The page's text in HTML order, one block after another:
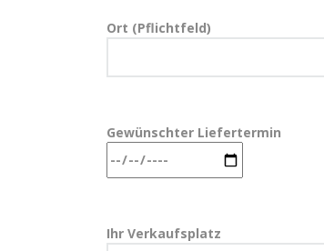
Ort (Pflichtfeld)
Gewünschter Liefertermin
Ihr Verkaufsplatz